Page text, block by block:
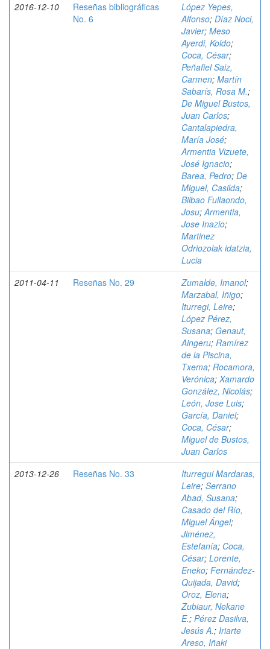
2016-12-10
Reseñas bibliográficas
No. 6
López Yepes,
Alfonso; Díaz Noci,
Javier; Meso
Ayerdi, Koldo;
Coca, César;
Peñafiel Saiz,
Carmen; Martín
Sabarís, Rosa M.;
De Miguel Bustos,
Juan Carlos;
Cantalapiedra,
María José;
Armentia Vizuete,
José Ignacio;
Barea, Pedro; De
Miguel, Casilda;
Bilbao Fullaondo,
Josu;Armentia,
Jose Inazio;
Martinez
Odriozolak idatzia,
Lucia
2011-04-11
Reseñas No. 29 Zumalde, Imanol;
Marzabal, Iñigo;
Iturregi, Leire;
López Pérez,
Susana; Genaut,
Aingeru; Ramírez
de la Piscina,
Txema; Rocamora,
Verónica; Xamardo
González, Nicolás;
León, Jose Luis;
García, Daniel;
Coca, César;
Miguel de Bustos,
Juan Carlos
2013-12-26
Reseñas No. 33
Iturregui Mardaras,
Leire; Serrano
Abad, Susana;
Casado del Río,
Miguel Ángel;
Jiménez,
Estefanía; Coca,
César; Lorente,
Eneko; Fernández-
Quijada, David;
Oroz, Elena;
Zubiaur, Nekane
E.; Pérez Dasilva,
Jesús A.; Iriarte
Areso, Iñaki